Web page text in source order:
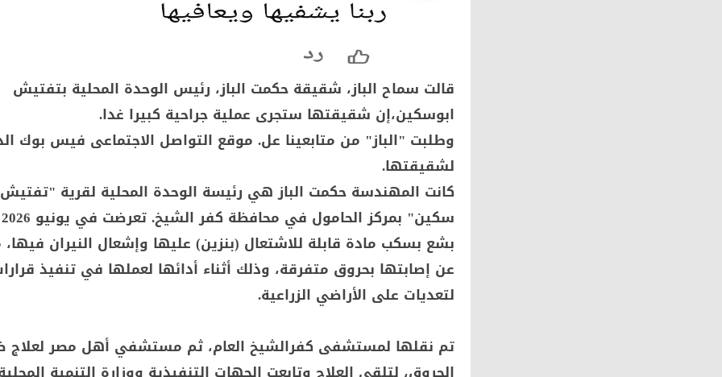
قالت سماح الباز، شقيقة حكمت الباز، رئيس الوحدة المحلية بتفتيش
ابوسكين،إن شقيقتها ستجرى عملية جراحية كبيرا غدا.
وطلبت "الباز" من متابعينا عل. موقع التواصل الاجتماعى فيس بوك
لشقيقتها.
كانت المهندسة حكمت الباز هي رئيسة الوحدة المحلية لقرية
بشع بسكب مادة قابلة للاشتعال (بنزين) عليها وإشعال النيران
عن إصابتها بحروق متفرقة، وذلك أثناء أدائها لعملها في تنفيذ
لتعديات على الأراضي الزراعية.
تم نقلها لمستشفى كفرالشيخ العام، ثم مستشفي أهل مصر لعلاج